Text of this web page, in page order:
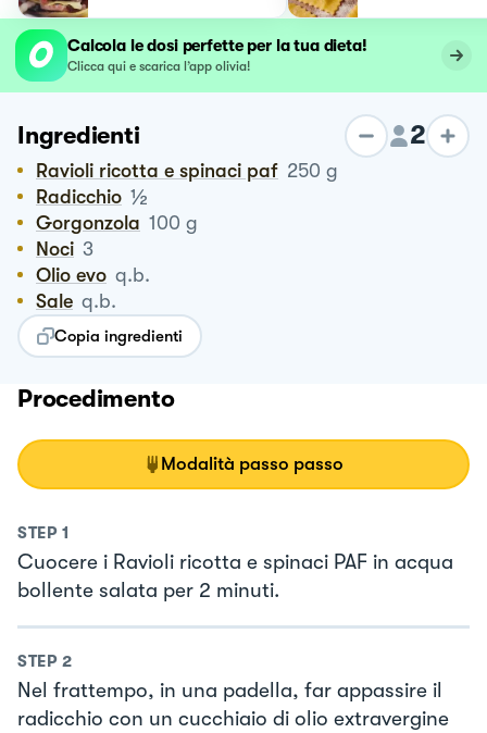
Calcola le dosi perfette per la tua dieta!
Clicca qui e scarica l’app olivia!
Ingredienti 2
Ravioli ricotta e spinaci paf 250 g
Radicchio ½
Gorgonzola 100 g
Noci 3
Olio evo q.b.
Sale q.b.
Copia ingredienti
Procedimento
Modalità passo passo
STEP 1
Cuocere i Ravioli ricotta e spinaci PAF in acqua
bollente salata per 2 minuti.
STEP 2
Nel frattempo, in una padella, far appassire il
radicchio con un cucchiaio di olio extravergine